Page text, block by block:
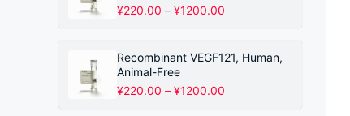
¥220.00 – ¥1200.00
围：
¥220.00
Recombinant VEGF121, Human,
Animal-Free
¥220.00 – ¥1200.00